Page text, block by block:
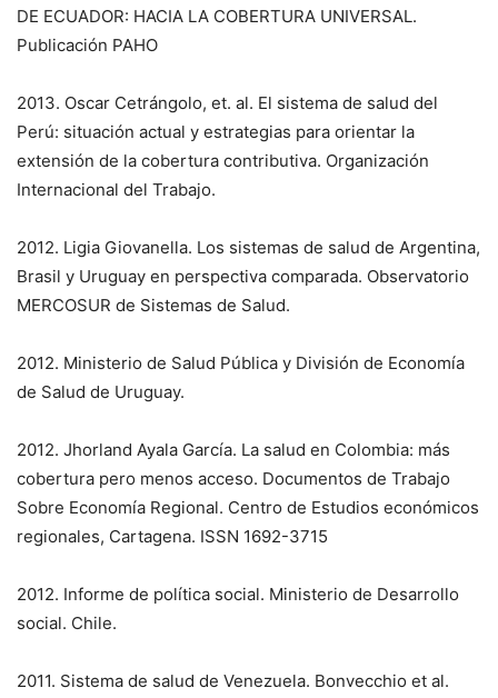
DE ECUADOR: HACIA LA COBERTURA UNIVERSAL.
Publicación PAHO
2013. Oscar Cetrángolo, et. al. El sistema de salud del
Perú: situación actual y estrategias para orientar la
extensión de la cobertura contributiva. Organización
Internacional del Trabajo.
2012. Ligia Giovanella. Los sistemas de salud de Argentina,
Brasil y Uruguay en perspectiva comparada. Observatorio
MERCOSUR de Sistemas de Salud.
2012. Ministerio de Salud Pública y División de Economía
de Salud de Uruguay.
2012. Jhorland Ayala García. La salud en Colombia: más
cobertura pero menos acceso. Documentos de Trabajo
Sobre Economía Regional. Centro de Estudios económicos
regionales, Cartagena. ISSN 1692-3715
2012. Informe de política social. Ministerio de Desarrollo
social. Chile.
2011. Sistema de salud de Venezuela. Bonvecchio et al.